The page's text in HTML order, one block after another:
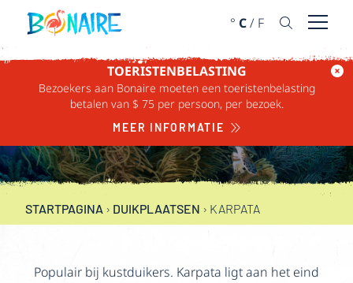
DOORGAAN NAAR ARTIKEL
° C/ F Menu
TOERISTENBELASTING
Bezoekers aan Bonaire moeten een toeristenbelasting
betalen van $ 75 per persoon, per bezoek.
MEER INFORMATIE
KARPATA
6-30 METER (20-100 VOET)
STARTPAGINA › DUIKPLAATSEN › KARPATA
Populair bij kustduikers. Karpata ligt aan het eind